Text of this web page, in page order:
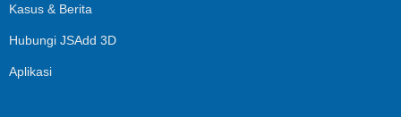
Kasus & Berita
Hubungi JSAdd 3D
Aplikasi